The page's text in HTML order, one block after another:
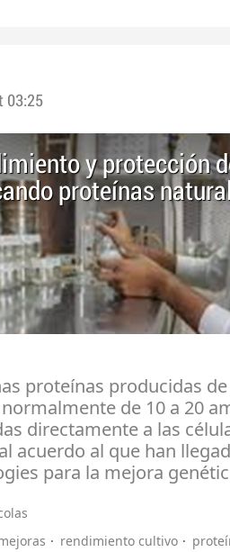
03:25
y protección
proteínas
proteínas producidas
de 10 a 20
directamente a las
acuerdo al que han
para la mejora
rendimiento cultivo